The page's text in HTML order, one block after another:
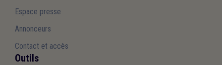
Espace presse
Annonceurs
Contact et accès
Outils